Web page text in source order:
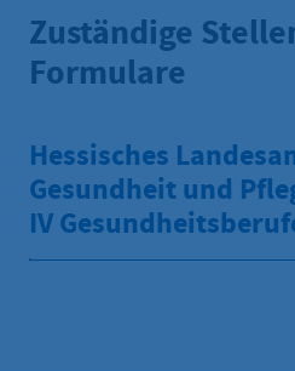
Zuständige
Formulare
Hessisches
Gesundheit und
IV